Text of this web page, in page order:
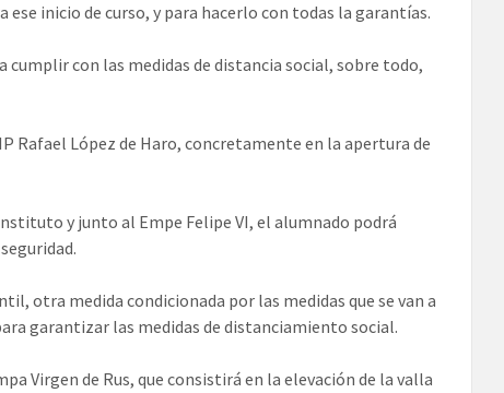
inicio de curso, y para hacerlo con todas la garantías.
cumplir con las medidas de distancia social, sobre todo,
Rafael López de Haro, concretamente en la apertura de
y junto al Empe Felipe VI, el alumnado podrá
otra medida condicionada por las medidas que se van a
garantizar las medidas de distanciamiento social.
Virgen de Rus, que consistirá en la elevación de la valla